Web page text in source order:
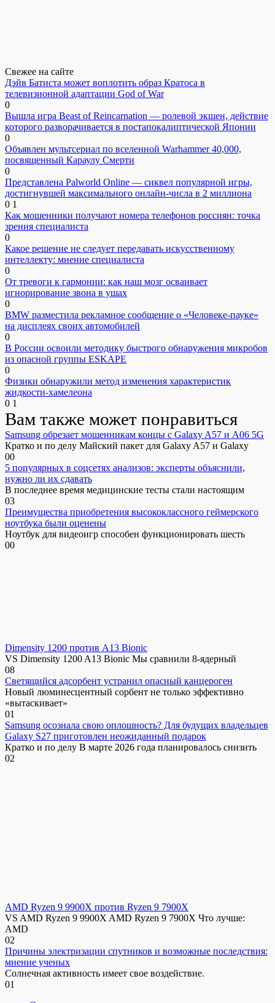
Свежее на сайте
Дэйв Батиста может воплотить образ Кратоса в
телевизионной адаптации God of War
0
Вышла игра Beast of Reincarnation — ролевой экшен, действие
которого разворачивается в постапокалиптической Японии
0
Объявлен мультсериал по вселенной Warhammer 40,000,
посвященный Караулу Смерти
0
Представлена Palworld Online — сиквел популярной игры,
достигнувшей максимального онлайн-числа в 2 миллиона
0 1
Как мошенники получают номера телефонов россиян: точка
зрения специалиста
0
Какое решение не следует передавать искусственному
интеллекту: мнение специалиста
0
От тревоги к гармонии: как наш мозг осваивает
игнорирование звона в ушах
0
BMW разместила рекламное сообщение о «Человеке-пауке»
на дисплеях своих автомобилей
0
В России освоили методику быстрого обнаружения микробов
из опасной группы ESKAPE
0
Физики обнаружили метод изменения характеристик
жидкости-хамелеона
0 1
Вам также может понравиться
Samsung обрезает мошенникам концы с Galaxy A57 и A06 5G
Кратко и по делу Майский пакет для Galaxy A57 и Galaxy
00
5 популярных в соцсетях анализов: эксперты объяснили,
нужно ли их сдавать
В последнее время медицинские тесты стали настоящим
03
Преимущества приобретения высококлассного геймерского
ноутбука были оценены
Ноутбук для видеоигр способен функционировать шесть
00
Dimensity 1200 против A13 Bionic
VS Dimensity 1200 A13 Bionic Мы сравнили 8-ядерный
08
Светящийся адсорбент устранил опасный канцероген
Новый люминесцентный сорбент не только эффективно
«вытаскивает»
01
Samsung осознала свою оплошность? Для будущих владельцев
Galaxy S27 приготовлен неожиданный подарок
Кратко и по делу В марте 2026 года планировалось снизить
02
AMD Ryzen 9 9900X против Ryzen 9 7900X
VS AMD Ryzen 9 9900X AMD Ryzen 9 7900X Что лучше:
AMD
02
Причины электризации спутников и возможные последствия:
мнение ученых
Солнечная активность имеет свое воздействие.
01